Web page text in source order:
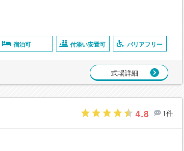
宿泊可 付添い安置可 バリアフリー
式場詳細
4.8 1件